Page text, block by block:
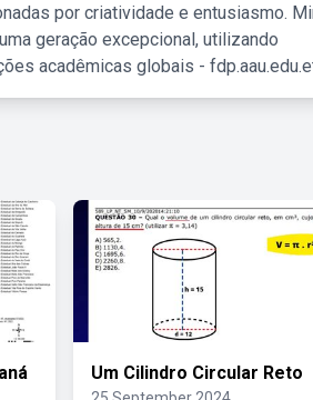
por criatividade e entusiasmo.
geração excepcional, utilizando
acadêmicas globais -
Um Cilindro Circular Reto